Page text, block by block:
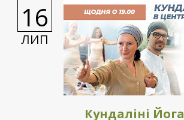
ЛИП
16
Кундаліні Йога